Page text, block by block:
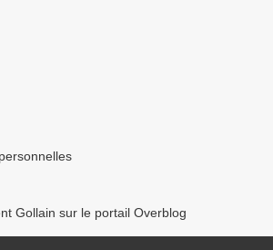
Gollain sur le portail Overblog